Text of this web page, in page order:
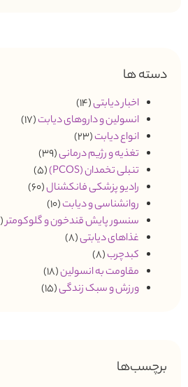
دسته ها
اخبار دیابتی(14)
انسولین و داروهای دیابت(17)
انواع دیابت(23)
تغذیه و رژیم درمانی(39)
تنبلی تخمدان (PCOS)
(5)
رادیو پزشکی فانکشنال(60)
روانشناسی و دیابت(10)
سنسور پایش قندخون و گلوکومتر(5)
غذاهای دیابتی(8)
کبدچرب(8)
مقاومت به انسولین(18)
ورزش و سبک زندگی(15)
برچسب‌ها